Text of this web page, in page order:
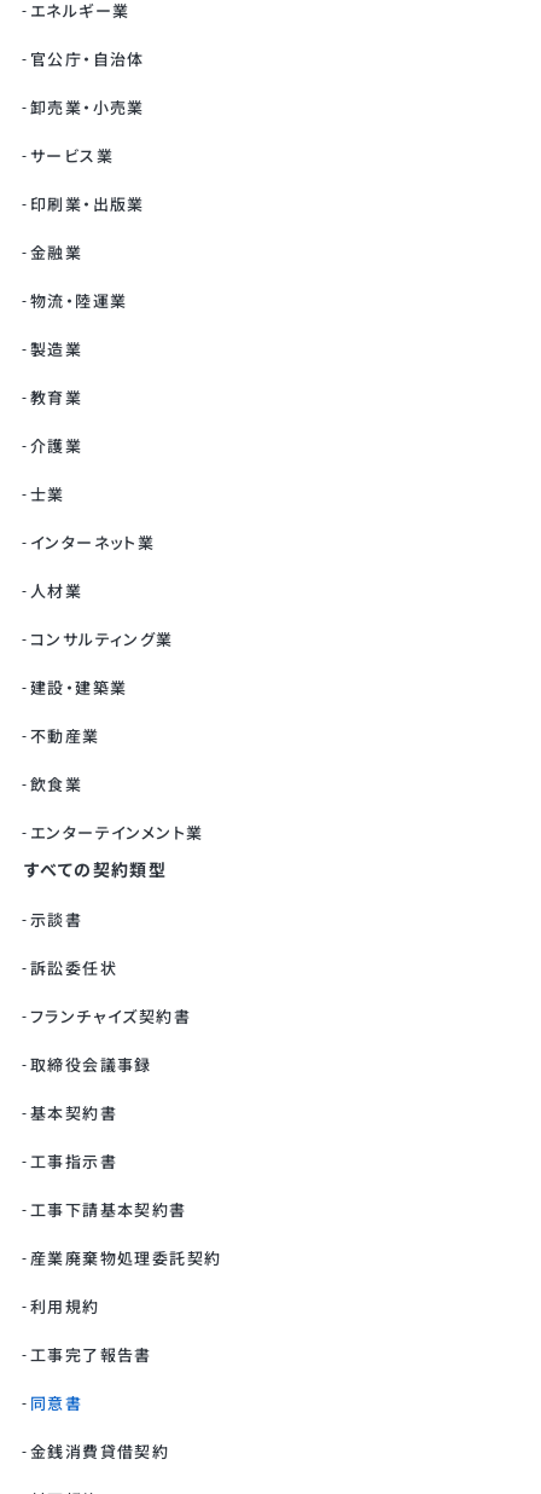
エネルギー業
官公庁・自治体
卸売業・小売業
サービス業
印刷業・出版業
金融業
物流・陸運業
製造業
教育業
介護業
士業
インターネット業
人材業
コンサルティング業
建設・建築業
不動産業
飲食業
エンターテインメント業
すべての契約類型
示談書
訴訟委任状
フランチャイズ契約書
取締役会議事録
基本契約書
工事指示書
工事下請基本契約書
産業廃棄物処理委託契約
利用規約
工事完了報告書
同意書
金銭消費貸借契約